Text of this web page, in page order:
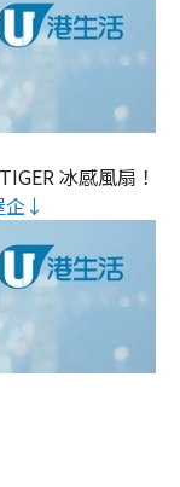
冰感風扇！
企↓